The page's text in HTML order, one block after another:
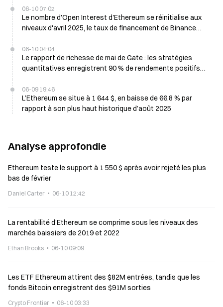
06-10 07:02
Le nombre d'Open Interest d'Ethereum se réinitialise aux
niveaux d'avril 2025, le taux de financement de Binance
06-10 04:04
Le rapport de richesse de mai de Gate : les stratégies
quantitatives enregistrent 90 % de rendements positifs
06-09 19:46
L’Ethereum se situe à 1 644 $, en baisse de 66,8 % par
rapport à son plus haut historique d’août 2025
Analyse approfondie
Ethereum teste le support à 1 550 $ après avoir rejeté les plus
bas de février
Daniel Carter 06-10 12:42
La rentabilité d’Ethereum se comprime sous les niveaux des
marchés baissiers de 2019 et 2022
Ethan Brooks 06-10 09:09
Les ETF Ethereum attirent des $82M entrées, tandis que les
fonds Bitcoin enregistrent des $91M sorties
Crypto Frontier 06-10 03:33